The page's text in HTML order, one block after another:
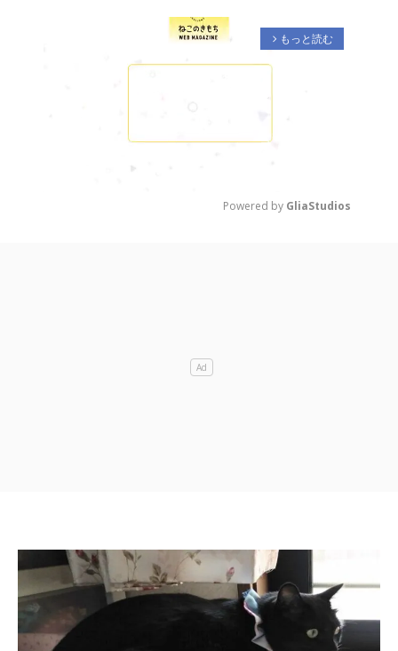
arrow_forward_ios もっと読む
Powered by GliaStudios